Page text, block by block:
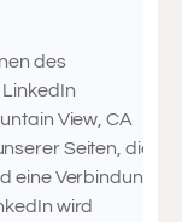
des
View, CA
Seiten, die
eine Verbindung
wird